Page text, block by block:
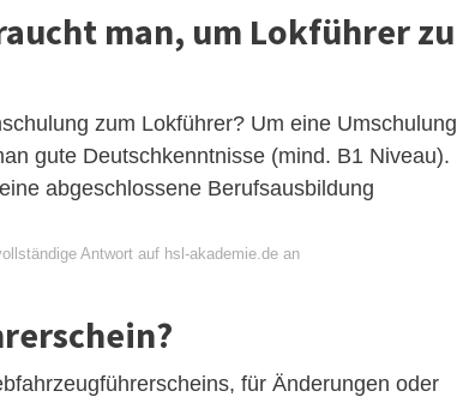
man, um Lokführer zu
zum Lokführer? Um eine Umschulung
gute Deutschkenntnisse (mind. B1 Niveau).
abgeschlossene Berufsausbildung
Antwort auf hsl-akademie.de an
für Änderungen oder